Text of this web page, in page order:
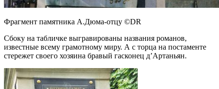
Фрагмент памятника А.Дюма-отцу ©DR
Сбоку на табличке выгравированы названия романов,
известные всему грамотному миру. А с торца на постаменте
стережет своего хозяина бравый гасконец д’Артаньян.